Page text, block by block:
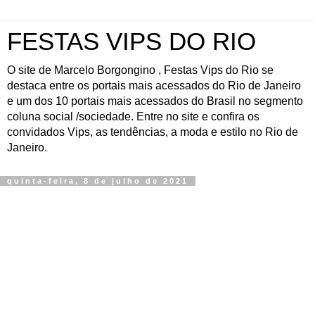
FESTAS VIPS DO RIO
O site de Marcelo Borgongino , Festas Vips do Rio se
destaca entre os portais mais acessados do Rio de Janeiro
e um dos 10 portais mais acessados do Brasil no segmento
coluna social /sociedade. Entre no site e confira os
convidados Vips, as tendências, a moda e estilo no Rio de
Janeiro.
quinta-feira, 8 de julho de 2021